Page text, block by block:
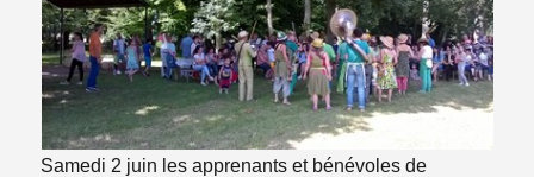
Samedi 2 juin les apprenants et bénévoles de